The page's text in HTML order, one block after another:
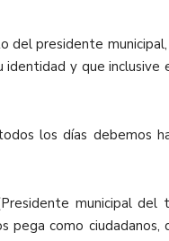
presidente
y que inclusive
los días debemos
municipal
como